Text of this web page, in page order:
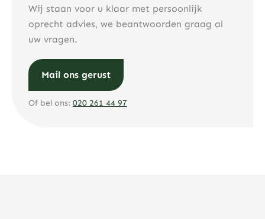
Wij staan voor u klaar met persoonlijk
oprecht advies, we beantwoorden graag al
uw vragen.
Mail ons gerust
Of bel ons: 020 261 44 97